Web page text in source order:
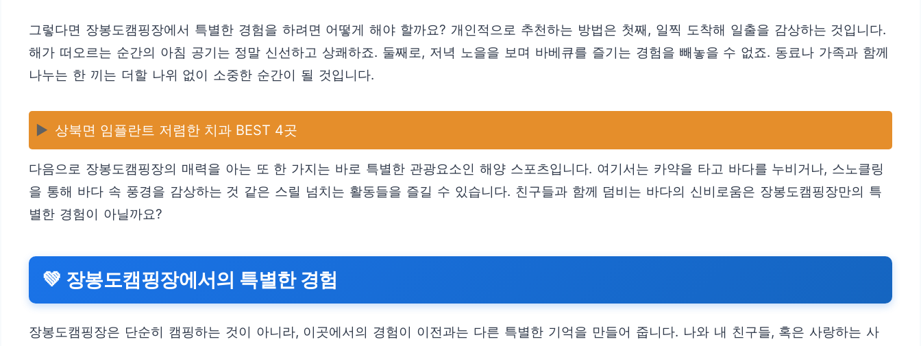
그렇다면 장봉도캠핑장에서 특별한 경험을 하려면 어떻게 해야 할까요? 개인적으로 추천하는 방법은 첫째, 일찍 도착해 일출을 감상하는 것입니다.
해가 떠오르는 순간의 아침 공기는 정말 신선하고 상쾌하죠. 둘째로, 저녁 노을을 보며 바베큐를 즐기는 경험을 빼놓을 수 없죠. 동료나 가족과 함께
나누는 한 끼는 더할 나위 없이 소중한 순간이 될 것입니다.
▶️ 상북면 임플란트 저렴한 치과 BEST 4곳
다음으로 장봉도캠핑장의 매력을 아는 또 한 가지는 바로 특별한 관광요소인 해양 스포츠입니다. 여기서는 카약을 타고 바다를 누비거나, 스노클링
을 통해 바다 속 풍경을 감상하는 것 같은 스릴 넘치는 활동들을 즐길 수 있습니다. 친구들과 함께 덤비는 바다의 신비로움은 장봉도캠핑장만의 특
별한 경험이 아닐까요?
💚 장봉도캠핑장에서의 특별한 경험
장봉도캠핑장은 단순히 캠핑하는 것이 아니라, 이곳에서의 경험이 이전과는 다른 특별한 기억을 만들어 줍니다. 나와 내 친구들, 혹은 사랑하는 사